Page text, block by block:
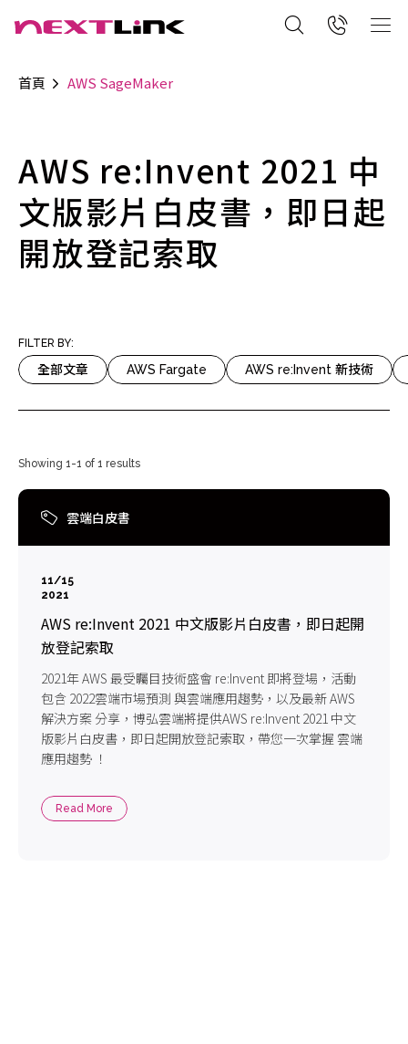
首頁 AWS SageMaker
AWS re:Invent 2021 中
文版影片白皮書，即日起
開放登記索取
FILTER BY:
全部文章 AWS Fargate AWS re:Invent 新技術
Showing 1-1 of 1 results
雲端白皮書
11/15
2021
AWS re:Invent 2021 中文版影片白皮書，即日起開
放登記索取
2021年 AWS 最受矚目技術盛會 re:Invent 即將登場，活動
包含 2022雲端市場預測 與雲端應用趨勢，以及最新 AWS
解決方案 分享，博弘雲端將提供AWS re:Invent 2021 中文
版影片白皮書，即日起開放登記索取，帶您一次掌握 雲端
應用趨勢 ！
Read More